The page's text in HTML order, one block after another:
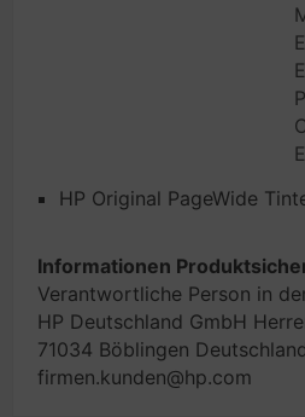
HP Original PageWide
Informationen
Verantwortliche Person in
HP Deutschland GmbH
71034 Böblingen
firmen.kunden@hp.com